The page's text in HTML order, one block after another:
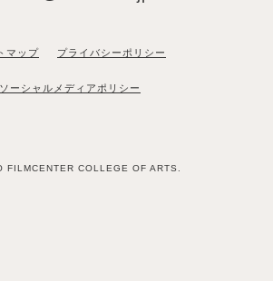
マップ プライバシーポリシー
ソーシャルメディアポリシー
FILMCENTER COLLEGE OF ARTS.